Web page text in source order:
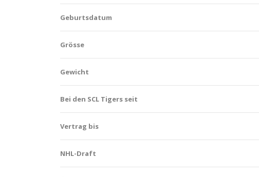
Geburtsdatum
Grösse
Gewicht
Bei den SCL Tigers seit
Vertrag bis
NHL-Draft